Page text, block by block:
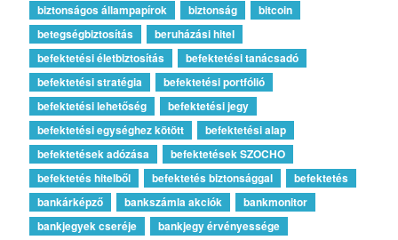
biztonságos állampapírok
biztonság
bitcoin
betegségbiztosítás
beruházási hitel
befektetési életbiztosítás
befektetési tanácsadó
befektetési stratégia
befektetési portfólió
befektetési lehetőség
befektetési jegy
befektetési egységhez kötött
befektetési alap
befektetések adózása
befektetések SZOCHO
befektetés hitelből
befektetés biztonsággal
befektetés
bankárképző
bankszámla akciók
bankmonitor
bankjegyek cseréje
bankjegy érvényessége